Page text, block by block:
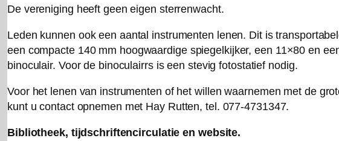
De vereniging heeft geen eigen sterrenwacht.
Leden kunnen ook een aantal instrumenten lenen. Dit is
een compacte 140 mm hoogwaardige spiegelkijker, een 11×80 en
binoculair. Voor de binoculairrs is een stevig fotostatief nodig.
Voor het lenen van instrumenten of het willen waarnemen met de
kunt u contact opnemen met Hay Rutten, tel. 077-4731347.
Bibliotheek, tijdschriftencirculatie en website.